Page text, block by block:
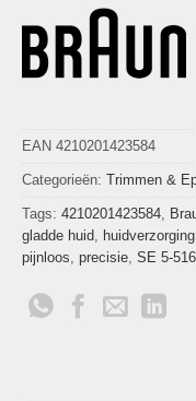
EAN 4210201423584
Categorieën: Trimmen &
Tags: 4210201423584,
gladde huid, huidverzorging
pijnloos, precisie, SE 5-516